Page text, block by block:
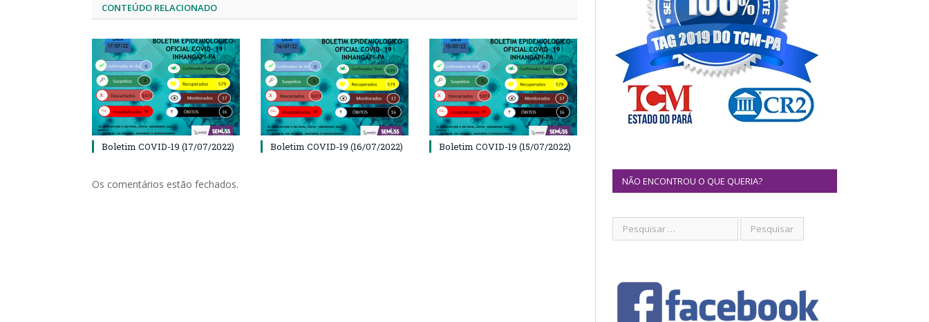
CONTEÚDO RELACIONADO
Boletim COVID-19 (17/07/2022) Boletim COVID-19 (16/07/2022) Boletim COVID-19 (15/07/2022)
Os comentários estão fechados. NÃO ENCONTROU O QUE QUERIA?